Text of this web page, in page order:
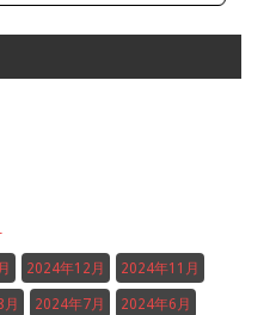
2024年12月 2024年11月
2024年7月 2024年6月